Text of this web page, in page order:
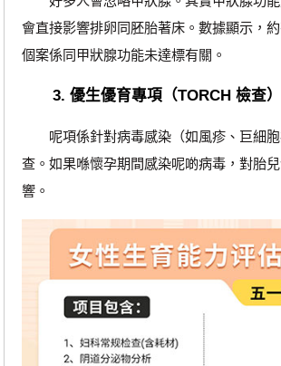
會直接影響排卵同胚胎著床。數據顯示，
個案係同甲狀腺功能未達標有關。
3. 優生優育專項（TORCH 檢查）
呢項係針對病毒感染（如風疹、巨細胞
查。如果喺懷孕期間感染呢啲病毒，對胎
響。